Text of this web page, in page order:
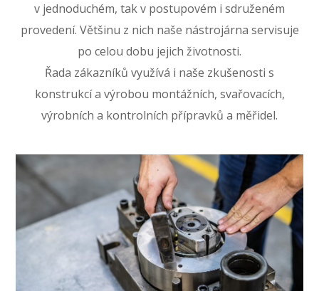
v jednoduchém, tak v postupovém i sdruženém
provedení. Většinu z nich naše nástrojárna servisuje
po celou dobu jejich životnosti.
Řada zákazníků využívá i naše zkušenosti s
konstrukcí a výrobou montážních, svařovacích,
výrobních a kontrolních přípravků a měřidel.